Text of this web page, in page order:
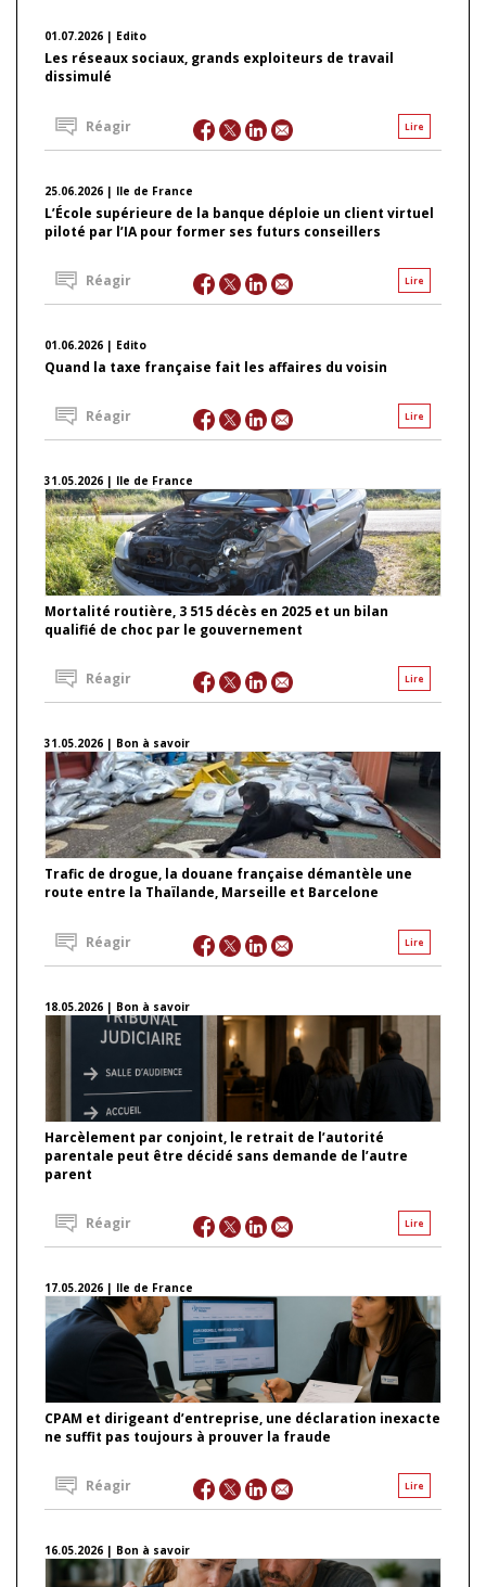
01.07.2026 | Edito
Les réseaux sociaux, grands exploiteurs de travail
dissimulé
Lire
Réagir
25.06.2026 | Ile de France
L’École supérieure de la banque déploie un client virtuel
piloté par l’IA pour former ses futurs conseillers
Lire
Réagir
01.06.2026 | Edito
Quand la taxe française fait les affaires du voisin
Lire
Réagir
31.05.2026 | Ile de France
Mortalité routière, 3 515 décès en 2025 et un bilan
qualifié de choc par le gouvernement
Lire
Réagir
31.05.2026 | Bon à savoir
Trafic de drogue, la douane française démantèle une
route entre la Thaïlande, Marseille et Barcelone
Lire
Réagir
18.05.2026 | Bon à savoir
Harcèlement par conjoint, le retrait de l’autorité
parentale peut être décidé sans demande de l’autre
parent
Lire
Réagir
17.05.2026 | Ile de France
CPAM et dirigeant d’entreprise, une déclaration inexacte
ne suffit pas toujours à prouver la fraude
Lire
Réagir
16.05.2026 | Bon à savoir